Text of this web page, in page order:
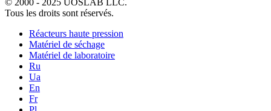
Tous les droits sont réservés.
Réacteurs haute pression
Matériel de séchage
Matériel de laboratoire
Ru
Ua
En
Fr